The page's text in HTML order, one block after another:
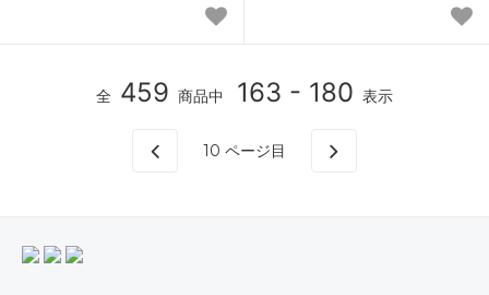
全 459 商品中 163 - 180 表示
10 ページ目